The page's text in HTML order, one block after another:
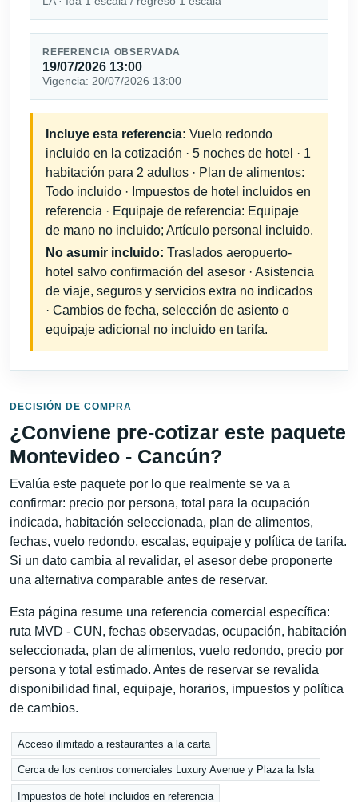
REFERENCIA OBSERVADA
19/07/2026 13:00
Vigencia: 20/07/2026 13:00
Incluye esta referencia: Vuelo redondo
incluido en la cotización · 5 noches de hotel · 1
habitación para 2 adultos · Plan de alimentos:
Todo incluido · Impuestos de hotel incluidos en
referencia · Equipaje de referencia: Equipaje
de mano no incluido; Artículo personal incluido.
No asumir incluido: Traslados aeropuerto-
hotel salvo confirmación del asesor · Asistencia
de viaje, seguros y servicios extra no indicados
· Cambios de fecha, selección de asiento o
equipaje adicional no incluido en tarifa.
DECISIÓN DE COMPRA
¿Conviene pre-cotizar este paquete
Montevideo - Cancún?
Evalúa este paquete por lo que realmente se va a
confirmar: precio por persona, total para la ocupación
indicada, habitación seleccionada, plan de alimentos,
fechas, vuelo redondo, escalas, equipaje y política de tarifa.
Si un dato cambia al revalidar, el asesor debe proponerte
una alternativa comparable antes de reservar.
Esta página resume una referencia comercial específica:
ruta MVD - CUN, fechas observadas, ocupación, habitación
seleccionada, plan de alimentos, vuelo redondo, precio por
persona y total estimado. Antes de reservar se revalida
disponibilidad final, equipaje, horarios, impuestos y política
de cambios.
Acceso ilimitado a restaurantes a la carta
Cerca de los centros comerciales Luxury Avenue y Plaza la Isla
Impuestos de hotel incluidos en referencia